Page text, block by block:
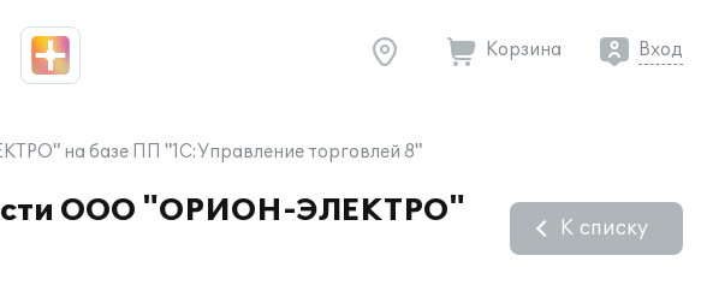
Корзина Вход
на базе ПП "1С:Управление торговлей 8"
ООО "ОРИОН-ЭЛЕКТРО"
К списку